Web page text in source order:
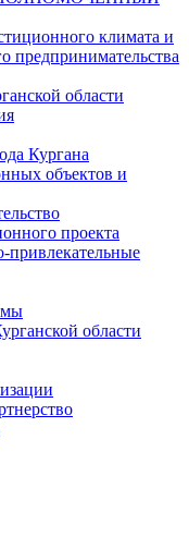
климата и
предпринимательства
области
Кургана
объектов и
проекта
области